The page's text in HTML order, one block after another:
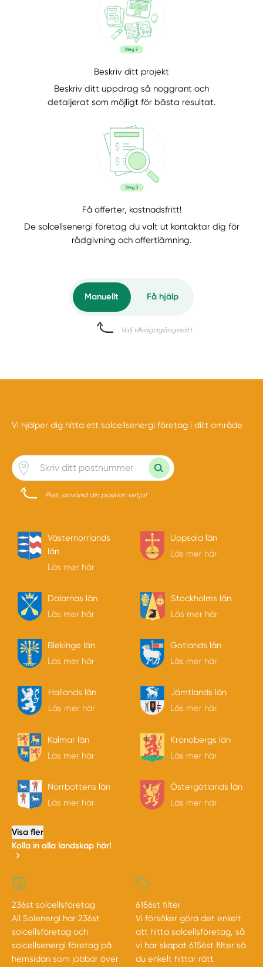
Beskriv ditt projekt
Beskriv ditt uppdrag så noggrant och
detaljerat som möjligt för bästa resultat.
Få offerter, kostnadsfritt!
De solcellsenergi företag du valt ut kontaktar dig för
rådgivning och offertlämning.
Manuellt Få hjälp
Välj tillvägagångssätt
Vi hjälper dig hitta ett solcellsenergi företag i ditt område
Psst, använd din position vetja!
Västernorrlands
län
Läs mer här
Uppsala län
Läs mer här
Dalarnas län
Läs mer här
Stockholms län
Läs mer här
Blekinge län
Läs mer här
Gotlands län
Läs mer här
Hallands län
Läs mer här
Jämtlands län
Läs mer här
Kalmar län
Läs mer här
Kronobergs län
Läs mer här
Norrbottens län
Läs mer här
Östergötlands län
Läs mer här
Visa fler
Kolla in alla landskap här!
236st solcellsföretag
All Solenergi har 236st
solcellsföretag och
solcellsenergi företag på
hemsidan som jobbar över
6156st filter
Vi försöker göra det enkelt
att hitta solcellsföretag, så
vi har skapat 6156st filter så
du enkelt hittar rätt